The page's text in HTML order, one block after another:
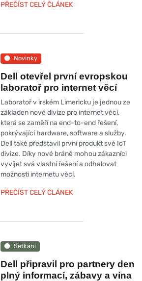
PŘEČÍST CELÝ ČLÁNEK
Novinky
Dell otevřel první evropskou
laboratoř pro internet věcí
Laboratoř v irském Limericku je jednou ze
základen nové divize pro internet věcí,
která se zaměří na end-to-end řešení,
pokrývající hardware, software a služby.
Dell také představil první produkt své IoT
divize. Díky nové bráně mohou zákazníci
vyvíjet svá vlastní řešení a odhalovat
možnosti internetu věcí.
PŘEČÍST CELÝ ČLÁNEK
Setkání
Dell připravil pro partnery den
plný informací, zábavy a vína